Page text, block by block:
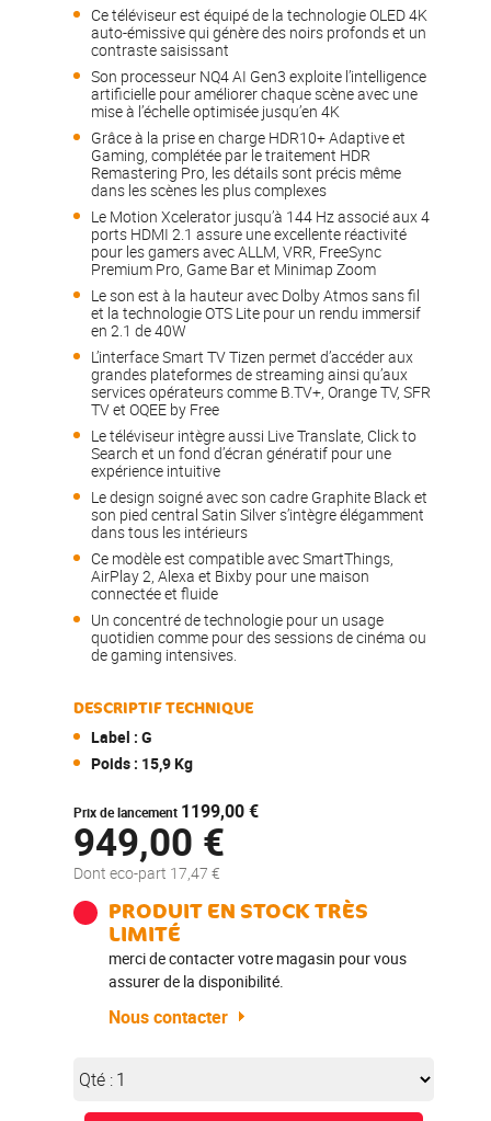
Ce téléviseur est équipé de la technologie OLED 4K
auto-émissive qui génère des noirs profonds et un
contraste saisissant
Son processeur NQ4 AI Gen3 exploite l’intelligence
artificielle pour améliorer chaque scène avec une
mise à l’échelle optimisée jusqu’en 4K
Grâce à la prise en charge HDR10+ Adaptive et
Gaming, complétée par le traitement HDR
Remastering Pro, les détails sont précis même
dans les scènes les plus complexes
Le Motion Xcelerator jusqu’à 144 Hz associé aux 4
ports HDMI 2.1 assure une excellente réactivité
pour les gamers avec ALLM, VRR, FreeSync
Premium Pro, Game Bar et Minimap Zoom
Le son est à la hauteur avec Dolby Atmos sans fil
et la technologie OTS Lite pour un rendu immersif
en 2.1 de 40W
L’interface Smart TV Tizen permet d’accéder aux
grandes plateformes de streaming ainsi qu’aux
services opérateurs comme B.TV+, Orange TV, SFR
TV et OQEE by Free
Le téléviseur intègre aussi Live Translate, Click to
Search et un fond d’écran génératif pour une
expérience intuitive
Le design soigné avec son cadre Graphite Black et
son pied central Satin Silver s’intègre élégamment
dans tous les intérieurs
Ce modèle est compatible avec SmartThings,
AirPlay 2, Alexa et Bixby pour une maison
connectée et fluide
Un concentré de technologie pour un usage
quotidien comme pour des sessions de cinéma ou
de gaming intensives.
DESCRIPTIF TECHNIQUE
Label : G
Poids : 15,9 Kg
Prix de lancement 1199,00 €
949,00 €
Dont eco-part 17,47 €
PRODUIT EN STOCK TRÈS
LIMITÉ
merci de contacter votre magasin pour vous
assurer de la disponibilité.
Nous contacter
Qté :